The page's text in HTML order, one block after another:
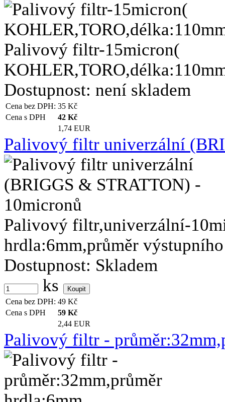
Palivový filtr-15micron(
Dostupnost: není skladem
Cena bez DPH: 35 Kč
Cena s DPH
42 Kč
1,74 EUR
Palivový filtr univerzální
Palivový filtr,univerzální-
hrdla:6mm,průměr
Dostupnost: Skladem
ks
Cena bez DPH: 49 Kč
Cena s DPH
59 Kč
2,44 EUR
Palivový filtr -